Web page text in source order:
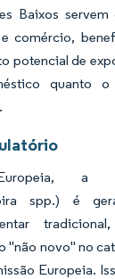
Baixos
comércio,
potencial de
quanto o
a
spp.) é
"não novo" no
Europeia.